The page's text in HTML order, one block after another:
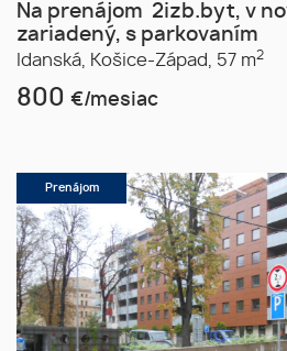
Na prenájom 2izb.byt, v
zariadený, s parkovaním
Idanská, Košice-Západ, 57 m2
800 €/mesiac
Prenájom